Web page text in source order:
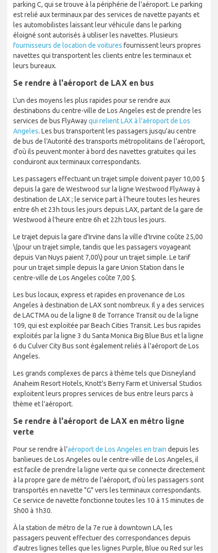
parking C, qui se trouve à la périphérie de l'aéroport. Le parking
est relié aux terminaux par des services de navette payants et
les automobilistes laissant leur véhicule dans le parking
éloigné sont autorisés à utiliser les navettes. Plusieurs
fournisseurs de location de voitures fournissent leurs propres
navettes qui transportent les clients entre les terminaux et
leurs bureaux.
Se rendre à l'aéroport de LAX en bus
L'un des moyens les plus rapides pour se rendre aux
destinations du centre-ville de Los Angeles est de prendre les
services de bus FlyAwayqui relient LAX à l'aéroport de Los
Angeles. Les bus transportent les passagers jusqu'au centre
de bus de l'Autorité des transports métropolitains de l'aéroport,
d'où ils peuvent monter à bord des navettes gratuites qui les
conduiront aux terminaux correspondants.
Les passagers effectuant un trajet simple doivent payer 10,00 $
depuis la gare de Westwood sur la ligne Westwood FlyAway à
destination de LAX ; le service part à l'heure toutes les heures
entre 6h et 23h tous les jours depuis LAX, partant de la gare de
Westwood à l'heure entre 6h et 22h tous les jours.
Le trajet depuis la gare d'Irvine dans la ville d'Irvine coûte 25,00
\(pour un trajet simple, tandis que les passagers voyageant
depuis Van Nuys paient 7,00\) pour un trajet simple. Le tarif
pour un trajet simple depuis la gare Union Station dans le
centre-ville de Los Angeles coûte 7,00 $.
Les bus locaux, express et rapides en provenance de Los
Angeles à destination de LAX sont nombreux. Il y a des services
de LACTMA ou de la ligne 8 de Torrance Transit ou de la ligne
109, qui est exploitée par Beach Cities Transit. Les bus rapides
exploités par la ligne 3 du Santa Monica Big Blue Bus et la ligne
6 du Culver City Bus sont également reliés à l'aéroport de Los
Angeles.
Les grands complexes de parcs à thème tels que Disneyland
Anaheim Resort Hotels, Knott's Berry Farm et Universal Studios
exploitent leurs propres services de bus entre leurs parcs à
thème et l'aéroport.
Se rendre à l'aéroport de LAX en métro ligne
verte
Pour se rendre à l'aéroport de Los Angeles en train depuis les
banlieues de Los Angeles ou le centre-ville de Los Angeles, il
est facile de prendre la ligne verte qui se connecte directement
à la propre gare de métro de l'aéroport, d'où les passagers sont
transportés en navette "G" vers les terminaux correspondants.
Ce service de navette fonctionne toutes les 10 à 15 minutes de
5h00 à 1h30.
À la station de métro de la 7e rue à downtown LA, les
passagers peuvent effectuer des correspondances depuis
d'autres lignes telles que les lignes Purple, Blue ou Red sur les